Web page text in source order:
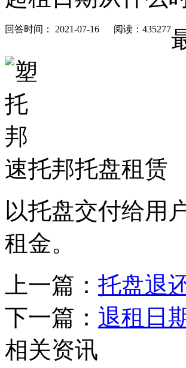
回答时间： 2021-07-16 阅读：435277
速托邦托盘租赁
以托盘交付给用
租金。
上一篇： 托盘退
下一篇： 退租日
相关资讯